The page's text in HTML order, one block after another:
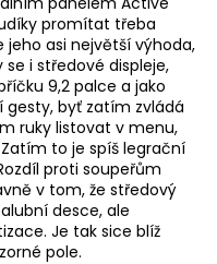
promítat třeba
asi největší výhoda,
i středové displeje,
9,2 palce a jako
byť zatím zvládá
ruky listovat v menu,
to je spíš legrační
proti soupeřům
v tom, že středový
desce, ale
Je tak sice blíž
pole.